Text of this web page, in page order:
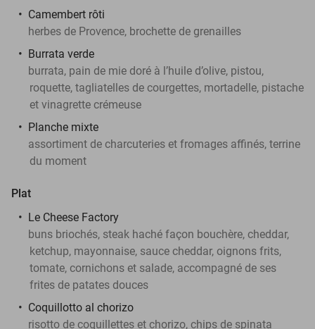
Camembert rôti
herbes de Provence, brochette de grenailles
Burrata verde
burrata, pain de mie doré à l’huile d’olive, pistou,
roquette, tagliatelles de courgettes, mortadelle, pistache
et vinagrette crémeuse
Planche mixte
assortiment de charcuteries et fromages affinés, terrine
du moment
Plat
Le Cheese Factory
buns briochés, steak haché façon bouchère, cheddar,
ketchup, mayonnaise, sauce cheddar, oignons frits,
tomate, cornichons et salade, accompagné de ses
frites de patates douces
Coquillotto al chorizo
risotto de coquillettes et chorizo, chips de spinata